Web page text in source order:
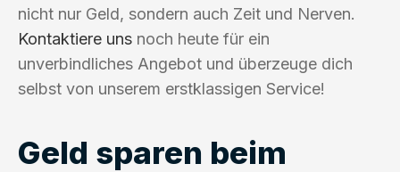
nicht nur Geld, sondern auch Zeit und Nerven.
Kontaktiere uns noch heute für ein
unverbindliches Angebot und überzeuge dich
selbst von unserem erstklassigen Service!
Geld sparen beim